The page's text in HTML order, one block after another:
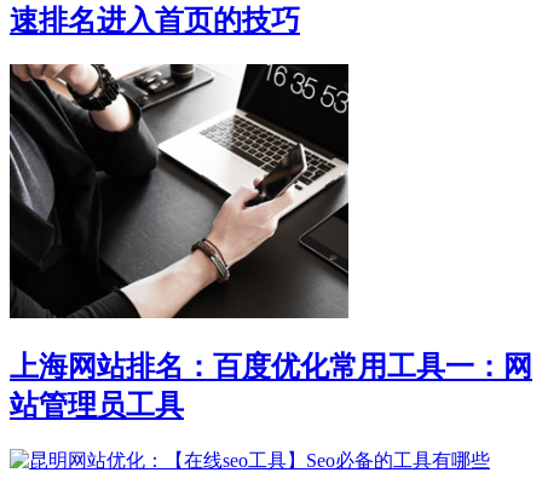
速排名进入首页的技巧
上海网站排名：百度优化常用工具一：网
站管理员工具